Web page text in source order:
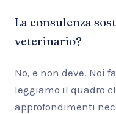
La consulenza
veterinario?
No, e non deve. Noi
leggiamo il quadro
approfondimenti